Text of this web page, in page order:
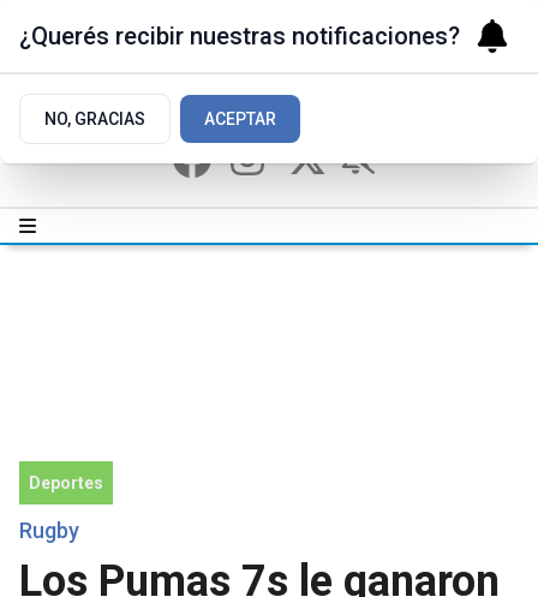
Deportes
Rugby
Los Pumas 7s le ganaron
¿Querés recibir nuestras notificaciones?
NO, GRACIAS ACEPTAR